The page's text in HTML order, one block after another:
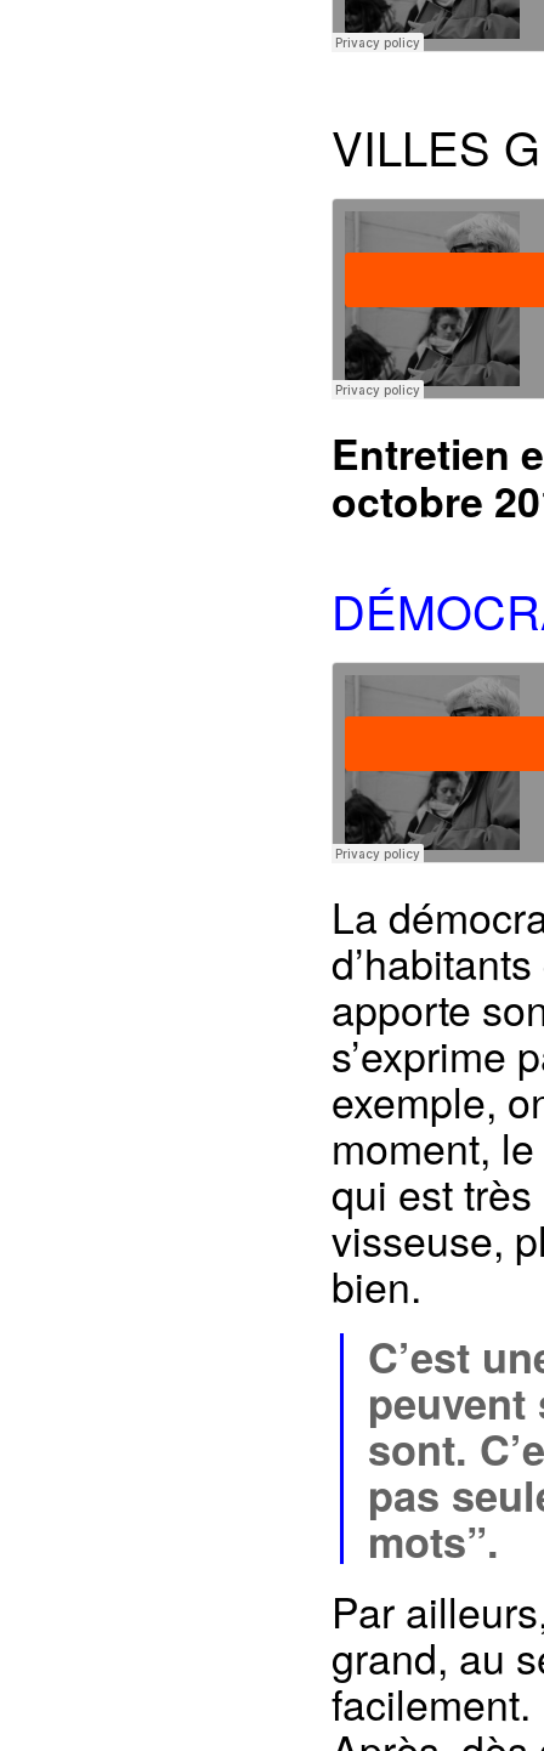
VILLES
Entretien
octobre
La
apporte
s’exprime
exemple,
moment,
qui est
visseuse,
bien.
C’est
peuvent
sont.
pas
mots”.
Par
grand, au
facilement.